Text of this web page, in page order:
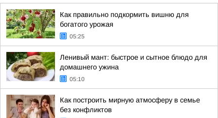
Как правильно подкормить вишню для
богатого урожая
05:25
Ленивый мант: быстрое и сытное блюдо для
домашнего ужина
05:10
Как построить мирную атмосферу в семье
без конфликтов